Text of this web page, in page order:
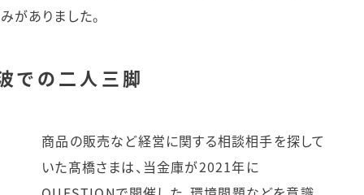
がありました。
での二人三脚
商品の販売など経営に関する相談相手を探して
いた髙橋さまは、当金庫が2021年に